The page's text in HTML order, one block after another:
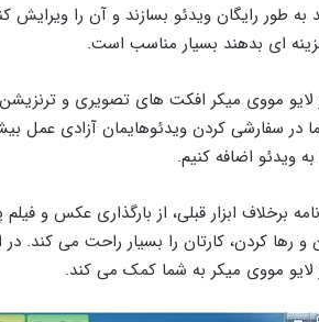
به طور رایگان ویدئو بسازند و آن را
ای بدهند بسیار مناسب است.
لایو مووی میکر افکت های تصویری و
در سفارشی کردن ویدئوهایمان آزادی عمل
ویدئو اضافه کنیم.
برخلاف ابزار قبلی، از بارگذاری عکس و
رها کردن، کارتان را بسیار راحت می کند. در
لایو مووی میکر به شما کمک می کند.